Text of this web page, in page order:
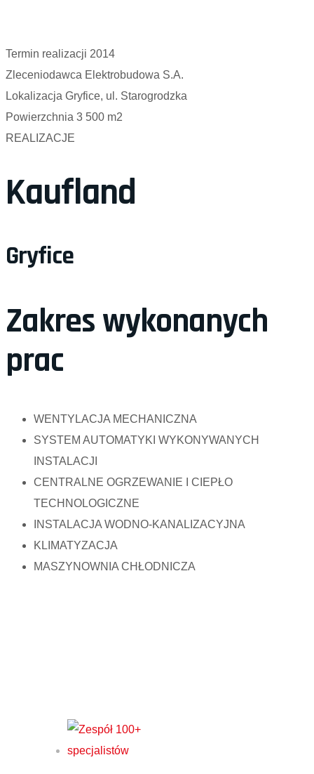
Termin realizacji 2014
Zleceniodawca Elektrobudowa S.A.
Lokalizacja Gryfice, ul. Starogrodzka
Powierzchnia 3 500 m2
REALIZACJE
Kaufland
Gryfice
Zakres wykonanych
prac
WENTYLACJA MECHANICZNA
SYSTEM AUTOMATYKI WYKONYWANYCH
INSTALACJI
CENTRALNE OGRZEWANIE I CIEPŁO
TECHNOLOGICZNE
INSTALACJA WODNO-KANALIZACYJNA
KLIMATYZACJA
MASZYNOWNIA CHŁODNICZA